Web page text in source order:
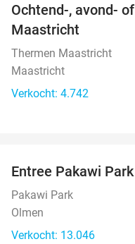
Ochtend-, avond-
Maastricht
Thermen Maastricht
Maastricht
Verkocht: 4.742
Entree Pakawi Park
Pakawi Park
Olmen
Verkocht: 13.046